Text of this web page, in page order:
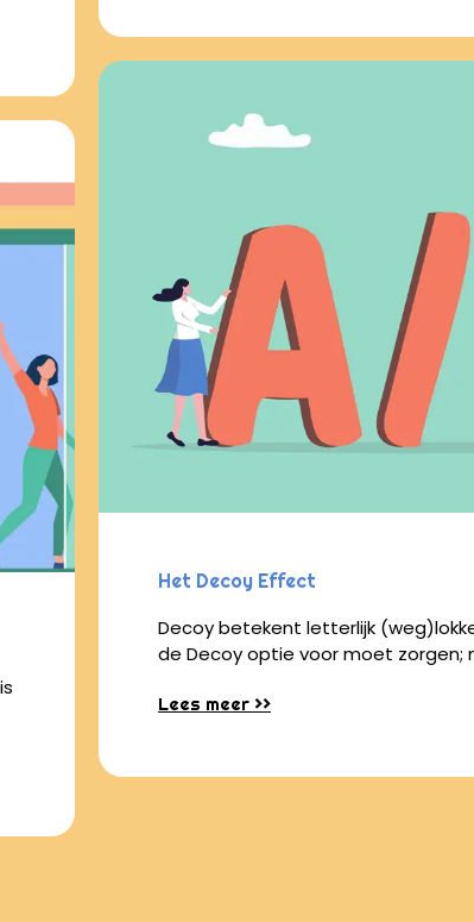
Het Decoy Effect
Decoy betekent letterlijk
de Decoy optie voor moet zorgen;
Lees meer >>